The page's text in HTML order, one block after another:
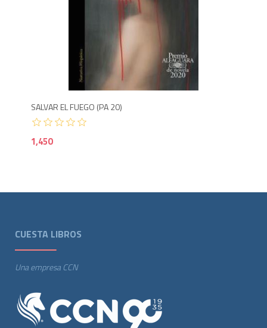
SALVAR EL FUEGO (PA 20)
1,450
Agotado
CUESTA LIBROS
Una empresa CCN